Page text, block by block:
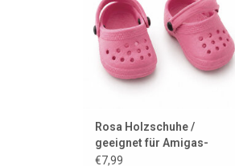
Rosa Holzschuhe /
geeignet für Amigas-
Puppen
€7,99